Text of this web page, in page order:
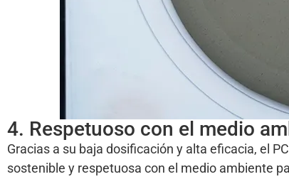
4. Respetuoso con el medio
Gracias a su baja dosificación y alta eficacia, el
sostenible y respetuosa con el medio ambiente